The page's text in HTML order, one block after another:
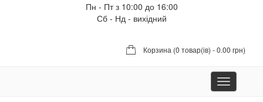
Пн - Пт з 10:00 до 16:00
Сб - Нд - вихідний
Корзина (0 товар(ів) - 0.00 грн)
Toggle
navigation